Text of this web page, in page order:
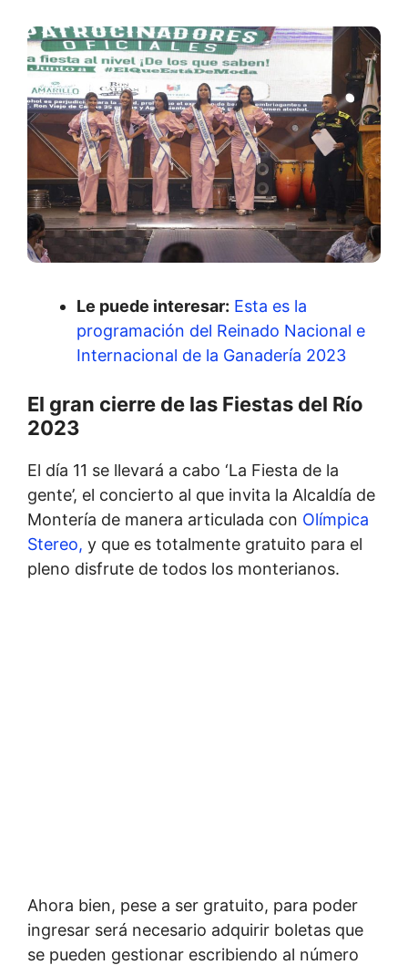
Le puede interesar: Esta es la
programación del Reinado Nacional e
Internacional de la Ganadería 2023
El gran cierre de las Fiestas del Río
2023
El día 11 se llevará a cabo ‘La Fiesta de la
gente’, el concierto al que invita la Alcaldía de
Montería de manera articulada con Olímpica
Stereo, y que es totalmente gratuito para el
pleno disfrute de todos los monterianos.
Ahora bien, pese a ser gratuito, para poder
ingresar será necesario adquirir boletas que
se pueden gestionar escribiendo al número